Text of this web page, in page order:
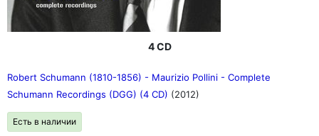
4 CD
Robert Schumann (1810-1856) - Maurizio Pollini - Complete
Schumann Recordings (DGG) (4 CD) (2012)
Есть в наличии